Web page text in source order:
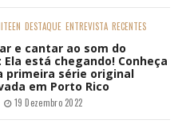
DESTAQUE ENTREVISTA RECENTES
e cantar ao som do
está chegando! Conheça
primeira série original
em Porto Rico
19 Dezembro 2022